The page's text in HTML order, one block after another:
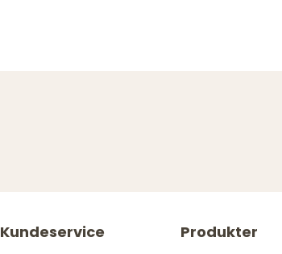
Kundeservice Produkter